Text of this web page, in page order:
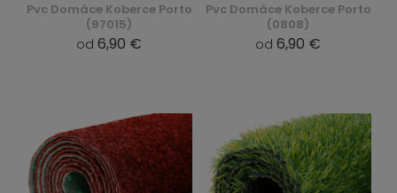
Pvc Domáce Koberce Porto
(97015)
od 6,90 €
Pvc Domáce Koberce Porto
(0808)
od 6,90 €